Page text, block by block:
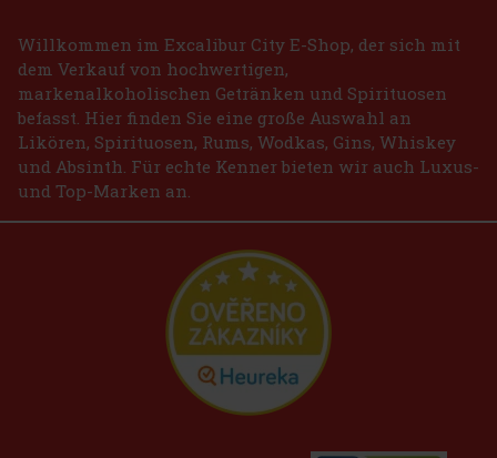
Willkommen im Excalibur City E-Shop, der sich mit
dem Verkauf von hochwertigen,
markenalkoholischen Getränken und Spirituosen
befasst. Hier finden Sie eine große Auswahl an
Likören, Spirituosen, Rums, Wodkas, Gins, Whiskey
und Absinth. Für echte Kenner bieten wir auch Luxus-
und Top-Marken an.